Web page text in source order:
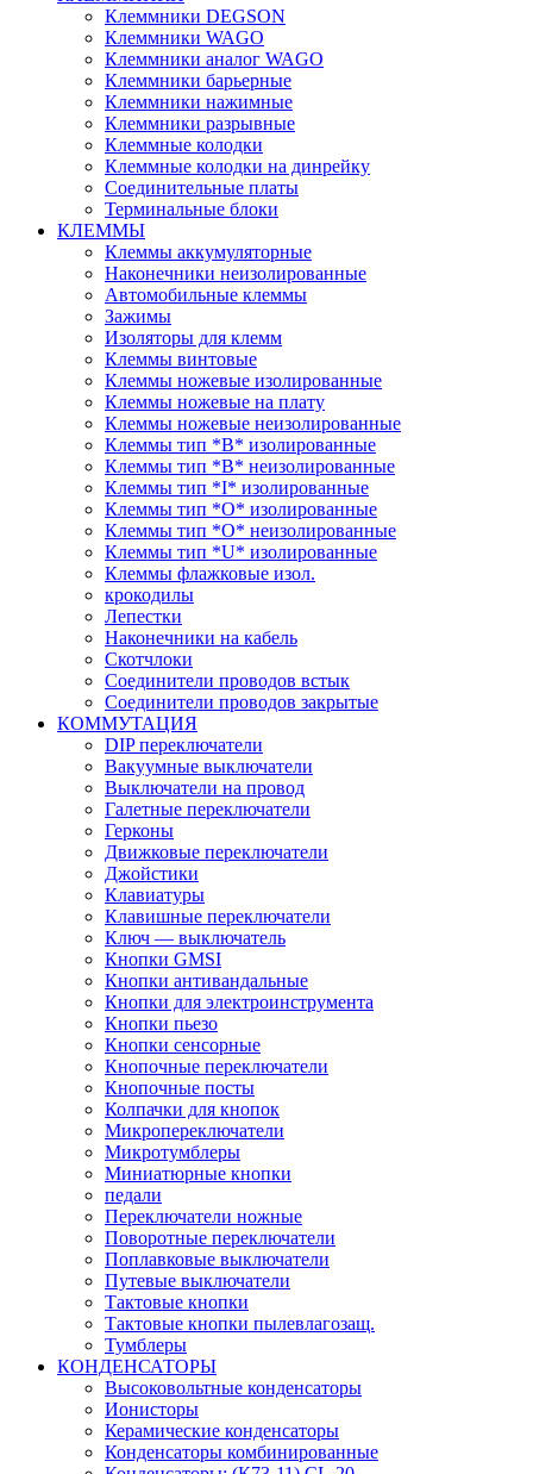
Клеммники DEGSON
Клеммники WAGO
Клеммники аналог WAGO
Клеммники барьерные
Клеммники нажимные
Клеммники разрывные
Клеммные колодки
Клеммные колодки на динрейку
Соединительные платы
Терминальные блоки
КЛЕММЫ
Клеммы аккумуляторные
Наконечники неизолированные
Автомобильные клеммы
Зажимы
Изоляторы для клемм
Клеммы винтовые
Клеммы ножевые изолированные
Клеммы ножевые на плату
Клеммы ножевые неизолированные
Клеммы тип *B* изолированные
Клеммы тип *B* неизолированные
Клеммы тип *I* изолированные
Клеммы тип *O* изолированные
Клеммы тип *O* неизолированные
Клеммы тип *U* изолированные
Клеммы флажковые изол.
крокодилы
Лепестки
Наконечники на кабель
Скотчлоки
Соединители проводов встык
Соединители проводов закрытые
КОММУТАЦИЯ
DIP переключатели
Вакуумные выключатели
Выключатели на провод
Галетные переключатели
Герконы
Движковые переключатели
Джойстики
Клавиатуры
Клавишные переключатели
Ключ — выключатель
Кнопки GMSI
Кнопки антивандальные
Кнопки для электроинструмента
Кнопки пьезо
Кнопки сенсорные
Кнопочные переключатели
Кнопочные посты
Колпачки для кнопок
Микропереключатели
Микротумблеры
Миниатюрные кнопки
педали
Переключатели ножные
Поворотные переключатели
Поплавковые выключатели
Путевые выключатели
Тактовые кнопки
Тактовые кнопки пылевлагозащ.
Тумблеры
КОНДЕНСАТОРЫ
Высоковольтные конденсаторы
Ионисторы
Керамические конденсаторы
Конденсаторы комбинированные